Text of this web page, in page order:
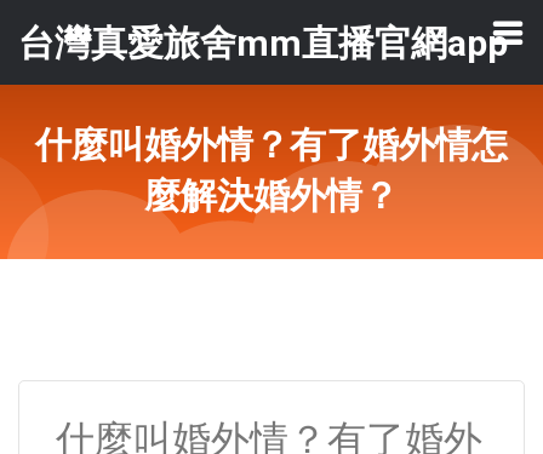
台灣真愛旅舍mm直播官網app
什麼叫婚外情？有了婚外情怎
麼解決婚外情？
什麼叫婚外情？有了婚外